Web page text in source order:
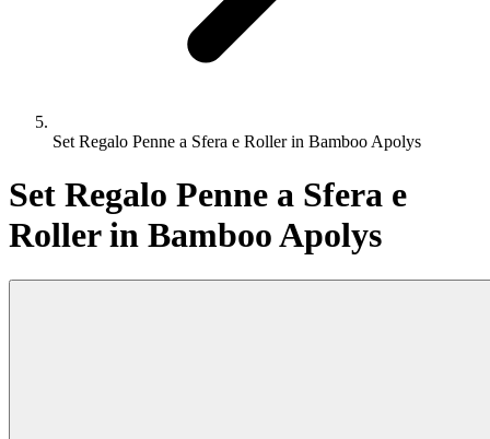
Set Regalo Penne a Sfera e Roller in Bamboo Apolys
Set Regalo Penne a Sfera e
Roller in Bamboo Apolys